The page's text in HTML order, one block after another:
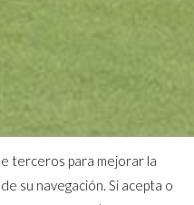
terceros para mejorar la
su navegación. Si acepta o